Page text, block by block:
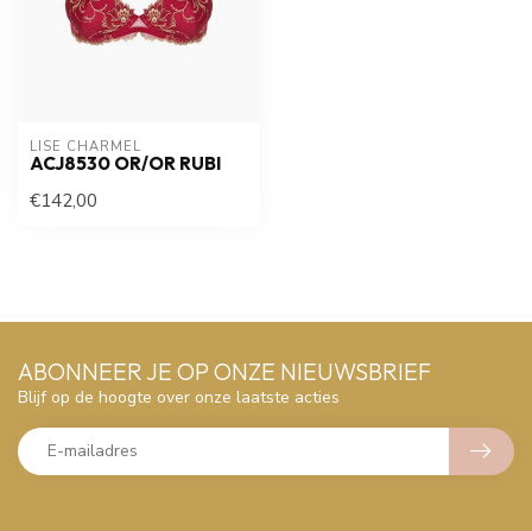
LISE CHARMEL
ACJ8530 OR/OR RUBI
€142,00
ABONNEER JE OP ONZE NIEUWSBRIEF
Blijf op de hoogte over onze laatste acties